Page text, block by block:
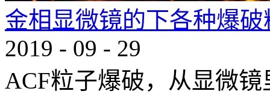
金相显微镜的下各种爆破
2019 - 09 - 29
ACF粒子爆破，从显微